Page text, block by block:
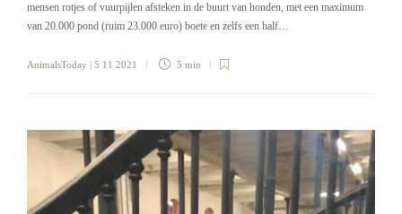
mensen rotjes of vuurpijlen afsteken in de buurt van honden, met een maximum
van 20.000 pond (ruim 23.000 euro) boete en zelfs een half…
AnimalsToday | 5 11 2021 5 min